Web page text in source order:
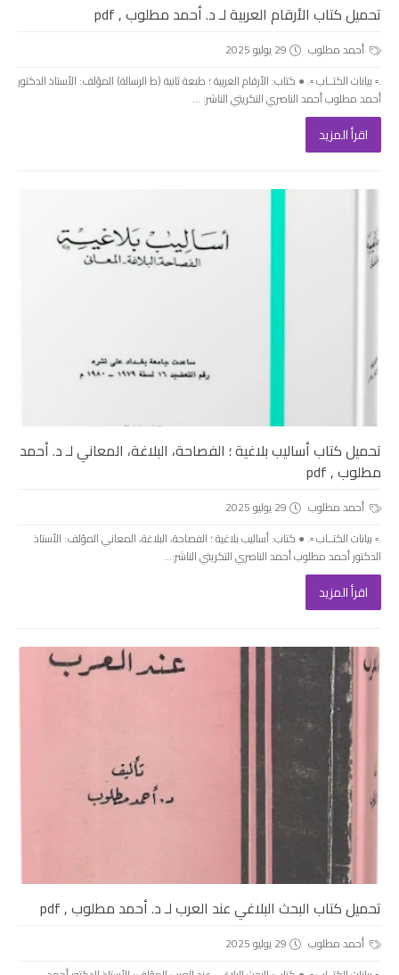
تحميل كتاب الأرقام العربية لـ د. أحمد مطلوب , pdf
أحمد مطلوب
29 يوليو 2025
.▫️ بيانات الكتــاب ▫️. ● كتاب: الأرقام العربية ؛ طبعة ثانية (ط الرسالة) المؤلف: الأستاذ الدكتور
أحمد مطلوب أحمد الناصري التكريتي الناشر: ...
اقرأ المزيد
تحميل كتاب أساليب بلاغية ؛ الفصاحة، البلاغة، المعاني لـ د. أحمد
مطلوب , pdf
أحمد مطلوب
29 يوليو 2025
.▫️ بيانات الكتــاب ▫️. ● كتاب: أساليب بلاغية ؛ الفصاحة، البلاغة، المعاني المؤلف: الأستاذ
الدكتور أحمد مطلوب أحمد الناصري التكريتي الناشر:...
اقرأ المزيد
تحميل كتاب البحث البلاغي عند العرب لـ د. أحمد مطلوب , pdf
أحمد مطلوب
29 يوليو 2025